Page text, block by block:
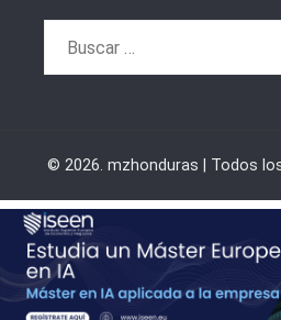
© 2026. mzhonduras | Todos